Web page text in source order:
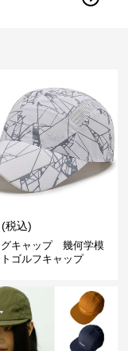
(税込)
グキャップ 幾何学模
ゴルフキャップ